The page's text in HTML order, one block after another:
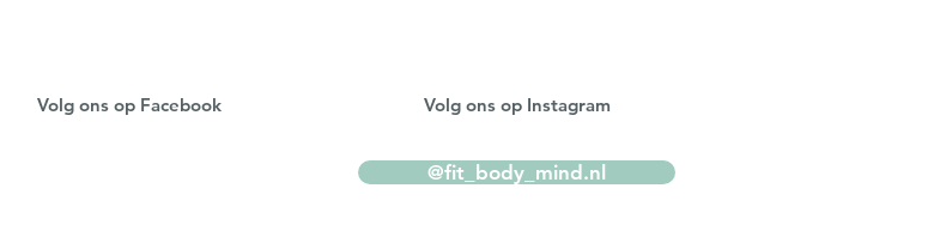
Volg ons op Facebook Volg ons op Instagram
@fit_body_mind.nl